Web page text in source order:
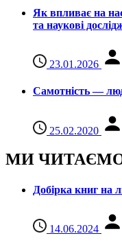
Як впливає на
та наукові
23.01.2026
Самотність —
25.02.2020
МИ
Добірка книг на
14.06.2024